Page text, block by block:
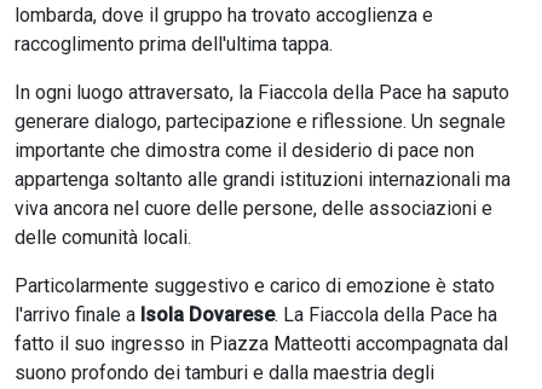
lombarda, dove il gruppo ha trovato accoglienza e
raccoglimento prima dell'ultima tappa.
In ogni luogo attraversato, la Fiaccola della Pace ha saputo
generare dialogo, partecipazione e riflessione. Un segnale
importante che dimostra come il desiderio di pace non
appartenga soltanto alle grandi istituzioni internazionali ma
viva ancora nel cuore delle persone, delle associazioni e
delle comunità locali.
Particolarmente suggestivo e carico di emozione è stato
l'arrivo finale a Isola Dovarese. La Fiaccola della Pace ha
fatto il suo ingresso in Piazza Matteotti accompagnata dal
suono profondo dei tamburi e dalla maestria degli